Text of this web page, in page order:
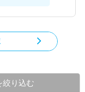
絞り込む